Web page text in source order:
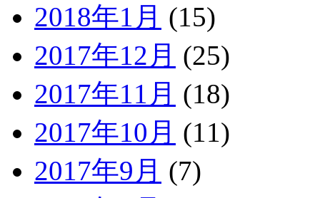
2018年1月 (15)
2017年12月 (25)
2017年11月 (18)
2017年10月 (11)
2017年9月 (7)